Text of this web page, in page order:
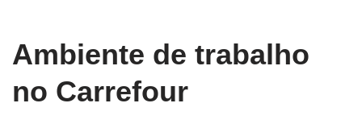
Ambiente de trabalho
no Carrefour